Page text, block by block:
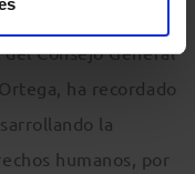
Consejo General
ha recordado
la
humanos, por